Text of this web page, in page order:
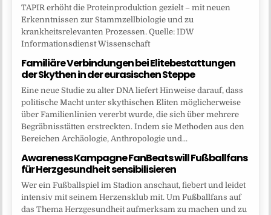
TAPIR erhöht die Proteinproduktion gezielt – mit neuen
Erkenntnissen zur Stammzellbiologie und zu
krankheitsrelevanten Prozessen. Quelle: IDW
Informationsdienst Wissenschaft
Familiäre Verbindungen bei Elitebestattungen
der Skythen in der eurasischen Steppe
Eine neue Studie zu alter DNA liefert Hinweise darauf, dass
politische Macht unter skythischen Eliten möglicherweise
über Familienlinien vererbt wurde, die sich über mehrere
Begräbnisstätten erstreckten. Indem sie Methoden aus den
Bereichen Archäologie, Anthropologie und...
Awareness Kampagne FanBeats will Fußballfans
für Herzgesundheit sensibilisieren
Wer ein Fußballspiel im Stadion anschaut, fiebert und leidet
intensiv mit seinem Herzensklub mit. Um Fußballfans auf
das Thema Herzgesundheit aufmerksam zu machen und zu